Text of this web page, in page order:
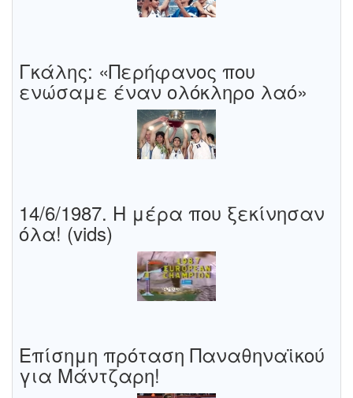
Γκάλης: «Περήφανος που
ενώσαμε έναν ολόκληρο λαό»
14/6/1987. Η μέρα που ξεκίνησαν
όλα! (vids)
Επίσημη πρόταση Παναθηναϊκού
για Μάντζαρη!